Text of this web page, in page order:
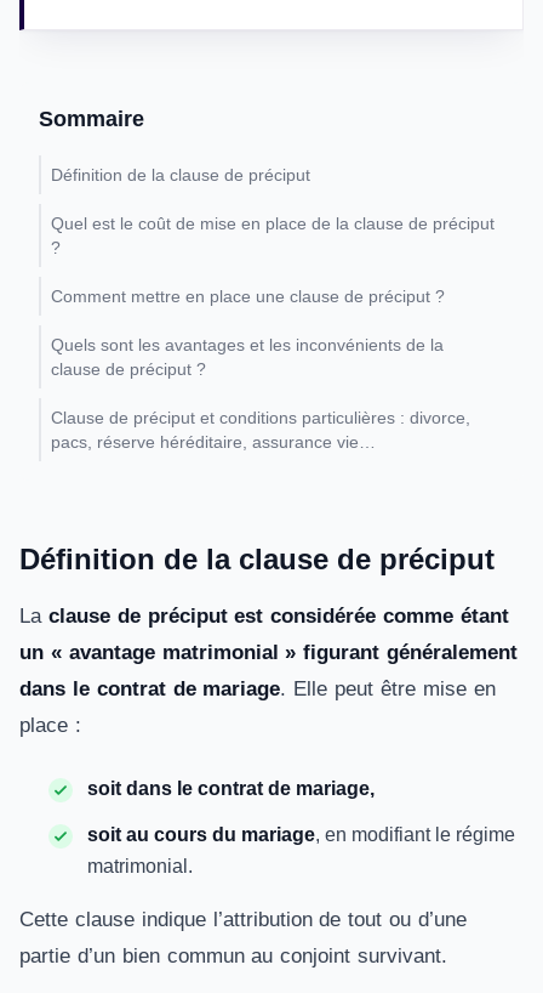
Sommaire
Définition de la clause de préciput
Quel est le coût de mise en place de la clause de préciput
?
Comment mettre en place une clause de préciput ?
Quels sont les avantages et les inconvénients de la
clause de préciput ?
Clause de préciput et conditions particulières : divorce,
pacs, réserve héréditaire, assurance vie…
Définition de la clause de préciput
La clause de préciput est considérée comme étant
un « avantage matrimonial » figurant généralement
dans le contrat de mariage. Elle peut être mise en
place :
soit dans le contrat de mariage,
soit au cours du mariage, en modifiant le régime
matrimonial.
Cette clause indique l’attribution de tout ou d’une
partie d’un bien commun au conjoint survivant.